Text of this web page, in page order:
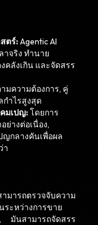
ตร์:Agentic AI
จริง ทำนาย
ลังเกิน และจัดสรร
มความต้องการ, คู่
ำไรสูงสุด
คมเปญ:โดยการ
างต่อเนื่อง,
ญกลางคันเพื่อผล
า
ารถตรวจจับความ
ะหว่างการขาย
มันสามารถจัดสรร